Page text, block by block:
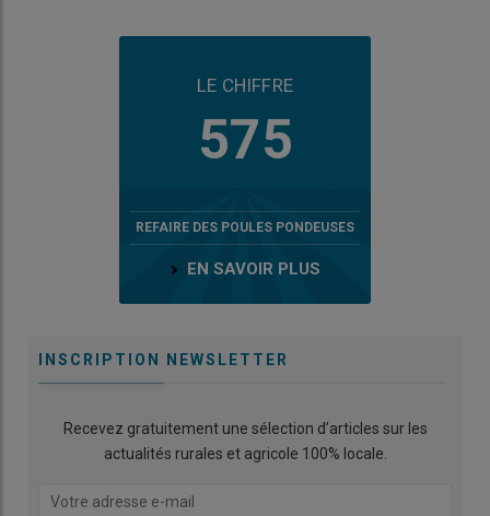
LE CHIFFRE
575
REFAIRE DES POULES PONDEUSES
EN SAVOIR PLUS
INSCRIPTION NEWSLETTER
Recevez gratuitement une sélection d’articles sur les
actualités rurales et agricole 100% locale.